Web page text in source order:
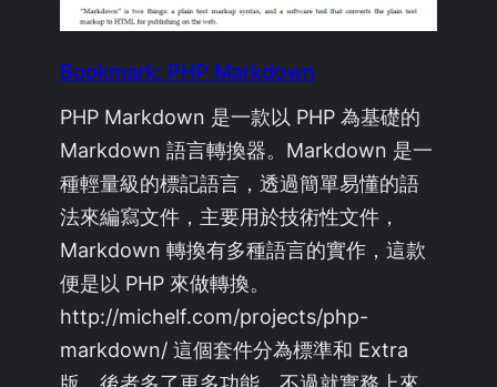
Bookmark: PHP Markdown
PHP Markdown 是一款以 PHP 為基礎的
Markdown 語言轉換器。Markdown 是一
種輕量級的標記語言，透過簡單易懂的語
法來編寫文件，主要用於技術性文件，
Markdown 轉換有多種語言的實作，這款
便是以 PHP 來做轉換。
http://michelf.com/projects/php-
markdown/ 這個套件分為標準和 Extra